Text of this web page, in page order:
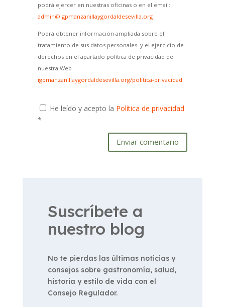
podrá ejercer en nuestras oficinas o en el email:
admin@igpmanzanillaygordaldesevilla.org
Podrá obtener información ampliada sobre el
tratamiento de sus datos personales y el ejercicio de
derechos en el apartado política de privacidad de
nuestra Web
igpmanzanillaygordaldesevilla.org/politica-privacidad
He leído y acepto la Política de privacidad
*
Enviar comentario
Suscríbete a
nuestro blog
No te pierdas las últimas noticias y
consejos sobre gastronomía, salud,
historia y estilo de vida con el
Consejo Regulador.